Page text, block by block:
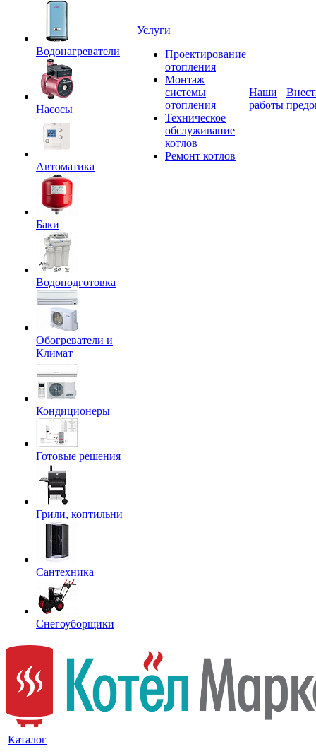
Водонагреватели
Насосы
Автоматика
Баки
Водоподготовка
Обогреватели и
Климат
Кондиционеры
Готовые решения
Грили, коптильни
Сантехника
Снегоуборщики
Услуги
Проектирование
отопления
Монтаж
системы
отопления
Техническое
обслуживание
котлов
Ремонт котлов
Наши
работы
Каталог